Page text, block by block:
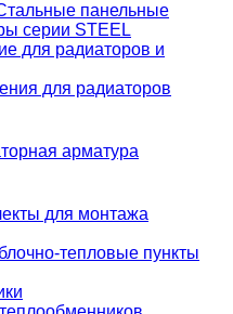
панельные
серии STEEL
для радиаторов и
для радиаторов
арматура
для монтажа
тепловые пункты